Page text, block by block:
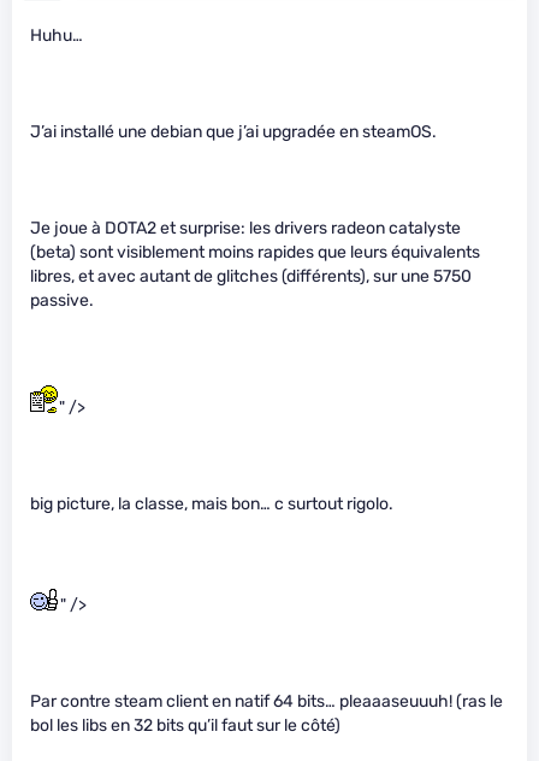
Huhu…
J’ai installé une debian que j’ai upgradée en steamOS.
Je joue à DOTA2 et surprise: les drivers radeon catalyste
(beta) sont visiblement moins rapides que leurs équivalents
libres, et avec autant de glitches (différents), sur une 5750
passive.
" />
big picture, la classe, mais bon… c surtout rigolo.
" />
Par contre steam client en natif 64 bits… pleaaaseuuuh! (ras le
bol les libs en 32 bits qu’il faut sur le côté)